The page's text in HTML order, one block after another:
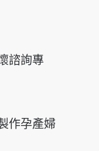
諮詢專
作孕產婦